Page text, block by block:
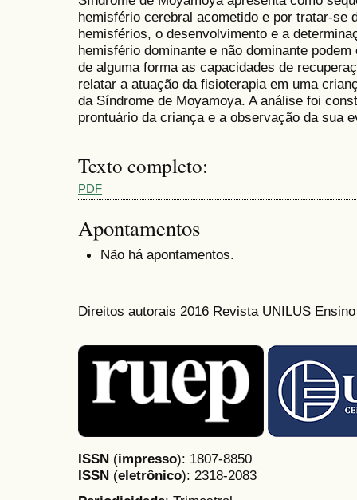
hemisfério cerebral acometido e por tratar-se
hemisférios, o desenvolvimento e a
hemisfério dominante e não dominante
de alguma forma as capacidades de
relatar a atuação da fisioterapia em uma
da Síndrome de Moyamoya. A análise foi
prontuário da criança e a observação da sua
Texto completo:
PDF
Apontamentos
Não há apontamentos.
Direitos autorais 2016 Revista UNILUS
ISSN (impresso): 1807-8850
ISSN (eletrônico): 2318-2083